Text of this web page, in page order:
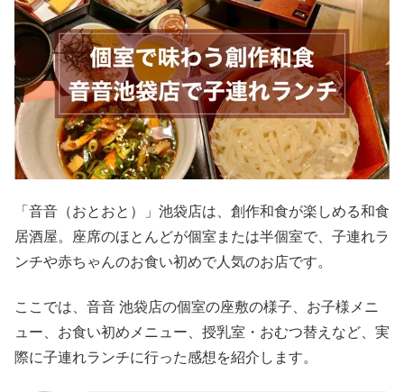
「音音（おとおと）」池袋店は、創作和食が楽しめる和食
居酒屋。座席のほとんどが個室または半個室で、子連れラ
ンチや赤ちゃんのお食い初めで人気のお店です。
ここでは、音音 池袋店の個室の座敷の様子、お子様メニ
ュー、お食い初めメニュー、授乳室・おむつ替えなど、実
際に子連れランチに行った感想を紹介します。